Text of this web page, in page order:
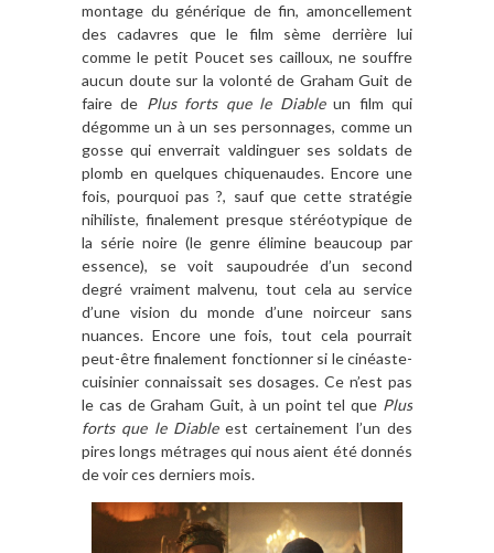
montage du générique de fin, amoncellement
des cadavres que le film sème derrière lui
comme le petit Poucet ses cailloux, ne souffre
aucun doute sur la volonté de Graham Guit de
faire de Plus forts que le Diableun film qui
dégomme un à un ses personnages, comme un
gosse qui enverrait valdinguer ses soldats de
plomb en quelques chiquenaudes. Encore une
fois, pourquoi pas ?, sauf que cette stratégie
nihiliste, finalement presque stéréotypique de
la série noire (le genre élimine beaucoup par
essence), se voit saupoudrée d’un second
degré vraiment malvenu, tout cela au service
d’une vision du monde d’une noirceur sans
nuances. Encore une fois, tout cela pourrait
peut-être finalement fonctionner si le cinéaste-
cuisinier connaissait ses dosages. Ce n’est pas
le cas de Graham Guit, à un point tel que Plus
forts que le Diableest certainement l’un des
pires longs métrages qui nous aient été donnés
de voir ces derniers mois.